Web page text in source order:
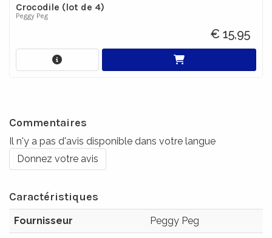
Crocodile (lot de 4)
Peggy Peg
€ 15,95
Commentaires
Il n'y a pas d'avis disponible dans votre langue
Donnez votre avis
Caractéristiques
Fournisseur Peggy Peg